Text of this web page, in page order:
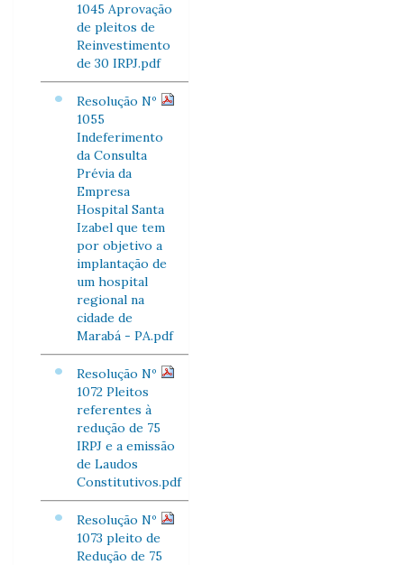
1045 Aprovação
de pleitos de
Reinvestimento
de 30 IRPJ.pdf
Resolução Nº
1055
Indeferimento
da Consulta
Prévia da
Empresa
Hospital Santa
Izabel que tem
por objetivo a
implantação de
um hospital
regional na
cidade de
Marabá - PA.pdf
Resolução Nº
1072 Pleitos
referentes à
redução de 75
IRPJ e a emissão
de Laudos
Constitutivos.pdf
Resolução Nº
1073 pleito de
Redução de 75